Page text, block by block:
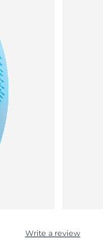
Write a review